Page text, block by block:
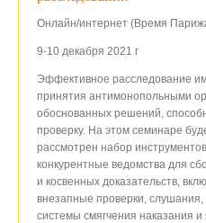
Онлайн/интернет (Время
9-10 декабря 2021 г
Эффективное расследование
принятия антимонопольными
обоснованных решений,
проверку. На этом семинаре
рассмотрен набор
конкурентные ведомства для
и косвенных доказательств,
внезапные проверки, слушания,
системы смягчения наказания